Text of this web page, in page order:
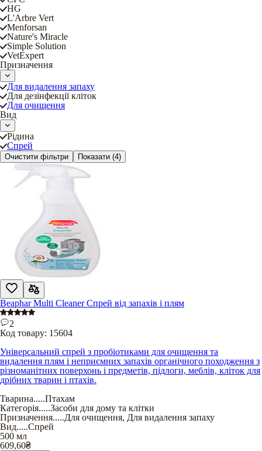
HG
L'Arbre Vert
Menforsan
Nature's Miracle
Simple Solution
VetExpert
Призначення
Для видалення запаху
Для дезінфекції кліток
Для очищення
Вид
Рідина
Спрей
Очистити фільтри Показати (4)
Beaphar Multi Cleaner Спрей від запахів і плям
2
Код товару: 15604
Універсальний спрей з пробіотиками для очищення та
видалення плям і неприємних запахів органічного походження з
різноманітних поверхонь і предметів, підлоги, меблів, кліток для
дрібних тварин і птахів.
Тварина.....Птахам
Категорія.....Засоби для дому та клітки
Призначення.....Для очищення, Для видалення запаху
Вид.....Спрей
500 мл
609,60₴